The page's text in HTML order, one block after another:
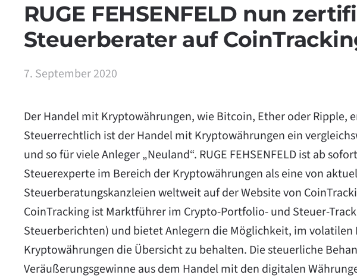
RUGE FEHSENFELD nun
Steuerberater auf
7. September 2020
Der Handel mit Kryptowährungen, wie Bitcoin, Ether oder Ripple,
Steuerrechtlich ist der Handel mit Kryptowährungen ein
und so für viele Anleger „Neuland“. RUGE FEHSENFELD ist ab
Steuerexperte im Bereich der Kryptowährungen als eine von
Steuerberatungskanzleienweltweit auf der Website von
CoinTracking ist Marktführer im Crypto-Portfolio- und Steuer-
Steuerberichten) und bietet Anlegern die Möglichkeit, im
Kryptowährungen die Übersicht zu behalten. Die steuerliche
Veräußerungsgewinne aus dem Handel mit den digitalen